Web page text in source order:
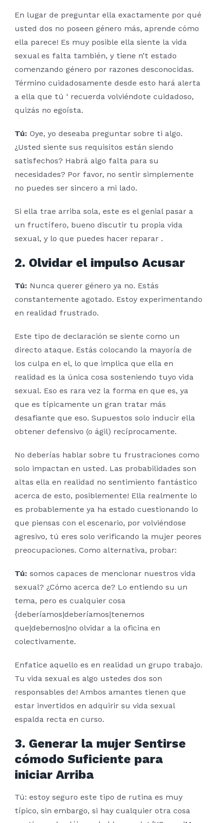
En lugar de preguntar ella exactamente por qué
usted dos no poseen género más, aprende cómo
ella parece! Es muy posible ella siente la vida
sexual es falta también, y tiene n’t estado
comenzando género por razones desconocidas.
Término cuidadosamente desde esto hará alerta
a ella que tú ‘ recuerda volviéndote cuidadoso,
quizás no egoísta.
Tú: Oye, yo deseaba preguntar sobre ti algo.
¿Usted siente sus requisitos están siendo
satisfechos? Habrá algo falta para su
necesidades? Por favor, no sentir simplemente
no puedes ser sincero a mi lado.
Si ella trae arriba sola, este es el genial pasar a
un fructífero, bueno discutir tu propia vida
sexual, y lo que puedes hacer reparar .
2. Olvidar el impulso Acusar
Tú: Nunca querer género ya no. Estás
constantemente agotado. Estoy experimentando
en realidad frustrado.
Este tipo de declaración se siente como un
directo ataque. Estás colocando la mayoría de
los culpa en el, lo que implica que ella en
realidad es la única cosa sosteniendo tuyo vida
sexual. Eso es rara vez la forma en que es, ya
que es típicamente un gran tratar más
desafiante que eso. Supuestos solo inducir ella
obtener defensivo (o ágil) recíprocamente.
No deberías hablar sobre tu frustraciones como
solo impactan en usted. Las probabilidades son
altas ella en realidad no sentimiento fantástico
acerca de esto, posiblemente! Ella realmente lo
es probablemente ya ha estado cuestionando lo
que piensas con el escenario, por volviéndose
agresivo, tú eres solo verificando la mujer peores
preocupaciones. Como alternativa, probar:
Tú: somos capaces de mencionar nuestros vida
sexual? ¿Cómo acerca de? Lo entiendo su un
tema, pero es cualquier cosa
{deberíamos|deberíamos|tenemos
que|debemos|no olvidar a la oficina en
colectivamente.
Enfatice aquello es en realidad un grupo trabajo.
Tu vida sexual es algo ustedes dos son
responsables de! Ambos amantes tienen que
estar invertidos en adquirir su vida sexual
espalda recta en curso.
3. Generar la mujer Sentirse
cómodo Suficiente para
iniciar Arriba
Tú: estoy seguro este tipo de rutina es muy
típico, sin embargo, si hay cualquier otra cosa